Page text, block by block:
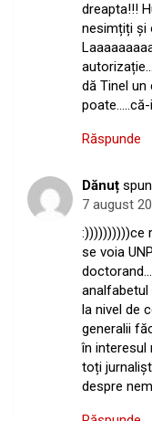
dreapta!!!
nesimțiți și
dă Tinel
Răspunde
Dănuț
7 august
:))))))))))ce
se voia
la nivel de
generalii
în interesul
toți
despre